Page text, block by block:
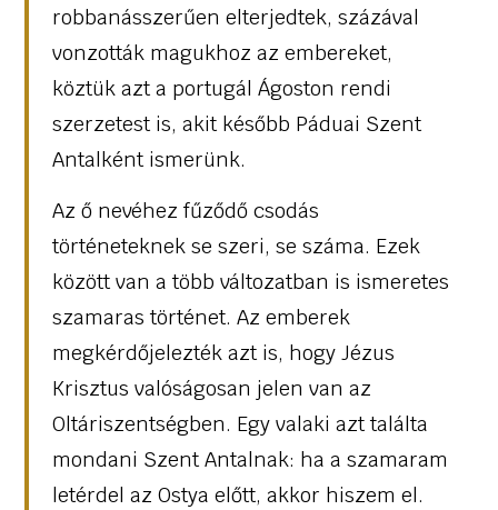
robbanásszerűen elterjedtek, százával
vonzották magukhoz az embereket,
köztük azt a portugál Ágoston rendi
szerzetest is, akit később Páduai Szent
Antalként ismerünk.
Az ő nevéhez fűződő csodás
történeteknek se szeri, se száma. Ezek
között van a több változatban is ismeretes
szamaras történet. Az emberek
megkérdőjelezték azt is, hogy Jézus
Krisztus valóságosan jelen van az
Oltáriszentségben. Egy valaki azt találta
mondani Szent Antalnak: ha a szamaram
letérdel az Ostya előtt, akkor hiszem el.